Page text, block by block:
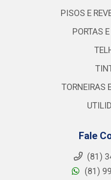
PISOS E
PORTAS
TORNEIRAS
Fale
(81)
(81)